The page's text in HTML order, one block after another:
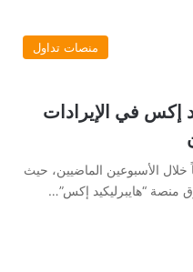
منصات تداول
إكس في الإيرادات
خلال الأسبوعين الماضيين، حيث
منصة “هايبرليكيد إكس”…